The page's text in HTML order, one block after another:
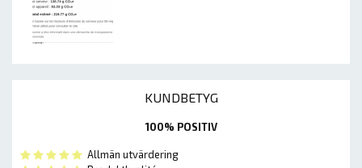
KUNDBETYG
100% POSITIV
Allmän utvärdering